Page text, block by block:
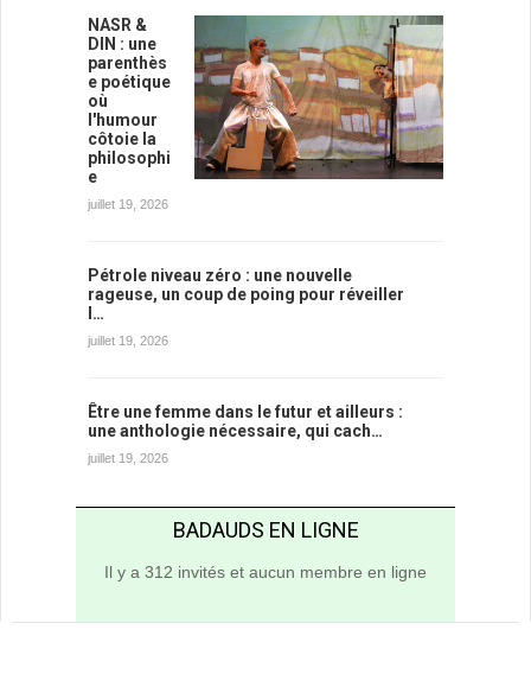
NASR &
DIN : une
parenthès
e poétique
où
l'humour
côtoie la
philosophi
e
juillet 19, 2026
Pétrole niveau zéro : une nouvelle
rageuse, un coup de poing pour réveiller
l…
juillet 19, 2026
Être une femme dans le futur et ailleurs :
une anthologie nécessaire, qui cach…
juillet 19, 2026
BADAUDS EN LIGNE
Il y a 312 invités et aucun membre en ligne